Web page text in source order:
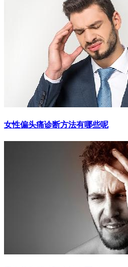
女性偏头痛诊断方法有哪些呢